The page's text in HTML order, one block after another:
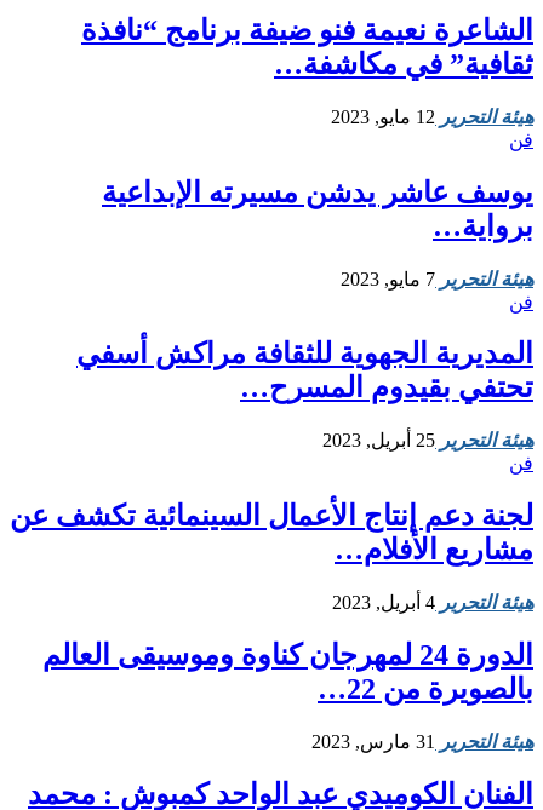
الشاعرة نعيمة فنو ضيفة برنامج “نافذة
ثقافية” في مكاشفة…
هيئة التحرير 12 مايو, 2023
فن
يوسف عاشر يدشن مسيرته الإبداعية
برواية…
هيئة التحرير 7 مايو, 2023
فن
المديرية الجهوية للثقافة مراكش أسفي
تحتفي بقيدوم المسرح…
هيئة التحرير 25 أبريل, 2023
فن
لجنة دعم إنتاج الأعمال السينمائية تكشف عن
مشاريع الأفلام…
هيئة التحرير 4 أبريل, 2023
الدورة 24 لمهرجان كناوة وموسيقى العالم
بالصويرة من 22…
هيئة التحرير 31 مارس, 2023
الفنان الكوميدي عبد الواحد كمبوش : محمد